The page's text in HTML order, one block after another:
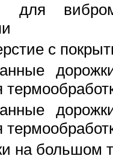
для
с
на большом